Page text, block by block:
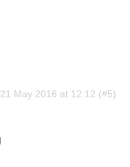
21 May 2016 at 12:12